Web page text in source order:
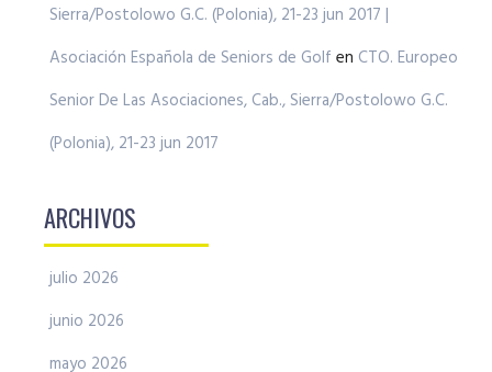
Sierra/Postolowo G.C. (Polonia), 21-23 jun 2017 |
Asociación Española de Seniors de Golf en CTO. Europeo
Senior De Las Asociaciones, Cab., Sierra/Postolowo G.C.
(Polonia), 21-23 jun 2017
ARCHIVOS
julio 2026
junio 2026
mayo 2026